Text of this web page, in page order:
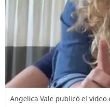
Angelica Vale publicó el video